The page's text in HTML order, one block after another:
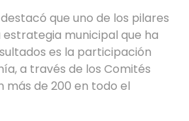
que uno de los pilares
municipal que ha
es la participación
a través de los Comités
más de 200 en todo el